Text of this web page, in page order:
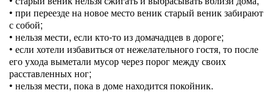
• при переезде на новое место веник старый веник забирают
с собой;
• нельзя мести, если кто-то из домачадцев в дороге;
• если хотели избавиться от нежелательного гостя, то после
его ухода выметали мусор через порог между своих
расставленных ног;
• нельзя мести, пока в доме находится покойник.